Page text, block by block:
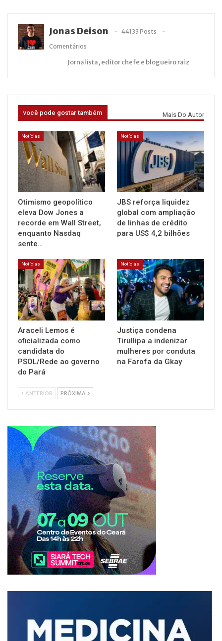
Jonas Deison
44133 Posts
Comentários
Jornalista, editor chefe e blogueiro raiz
você pode gostar também Mais Do Autor
Notícias
Otimismo geopolítico
eleva Dow Jones a
recorde em Wall Street,
enquanto Nasdaq
sente…
Notícias
JBS reforça liquidez
global com ampliação
de linhas de crédito
para US$ 4,2 bilhões
Notícias
Araceli Lemos é
oficializada como
candidata do
PSOL/Rede ao governo
do Pará
Notícias
Justiça condena
Tirullipa a indenizar
mulheres por conduta
na Farofa da Gkay
ANTERIOR PRÓXIMA